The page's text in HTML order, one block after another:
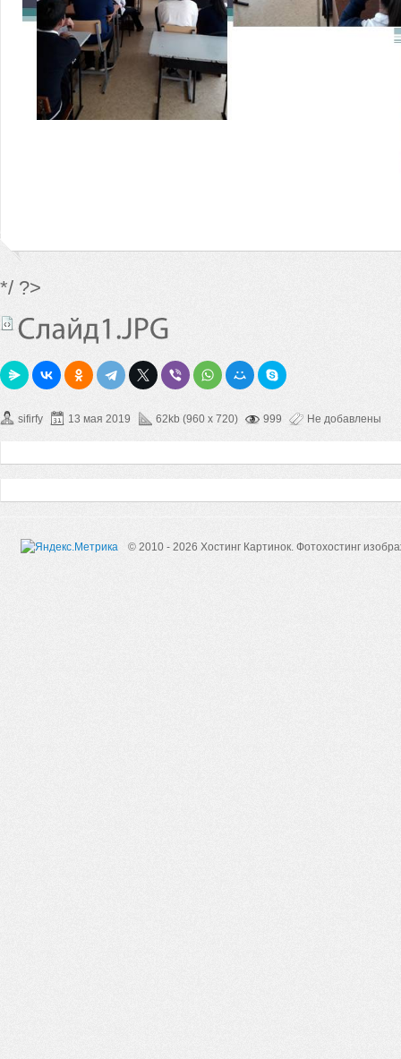
*/ ?>
sifirfy 13 мая 2019 62kb (960 x 720) 999 Не добавлены
© 2010 - 2026 Хостинг Картинок. Фотохостинг